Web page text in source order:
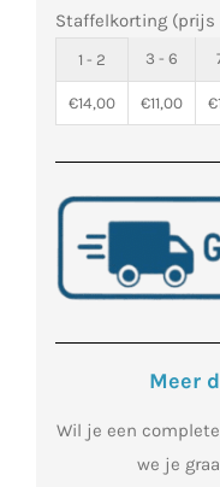
lijm/kit
290ml.
aantal
Staffelkorting (prijs
1 - 2 3 - 6
€14,00 €11,00 €
Meer
Wil je een
we je